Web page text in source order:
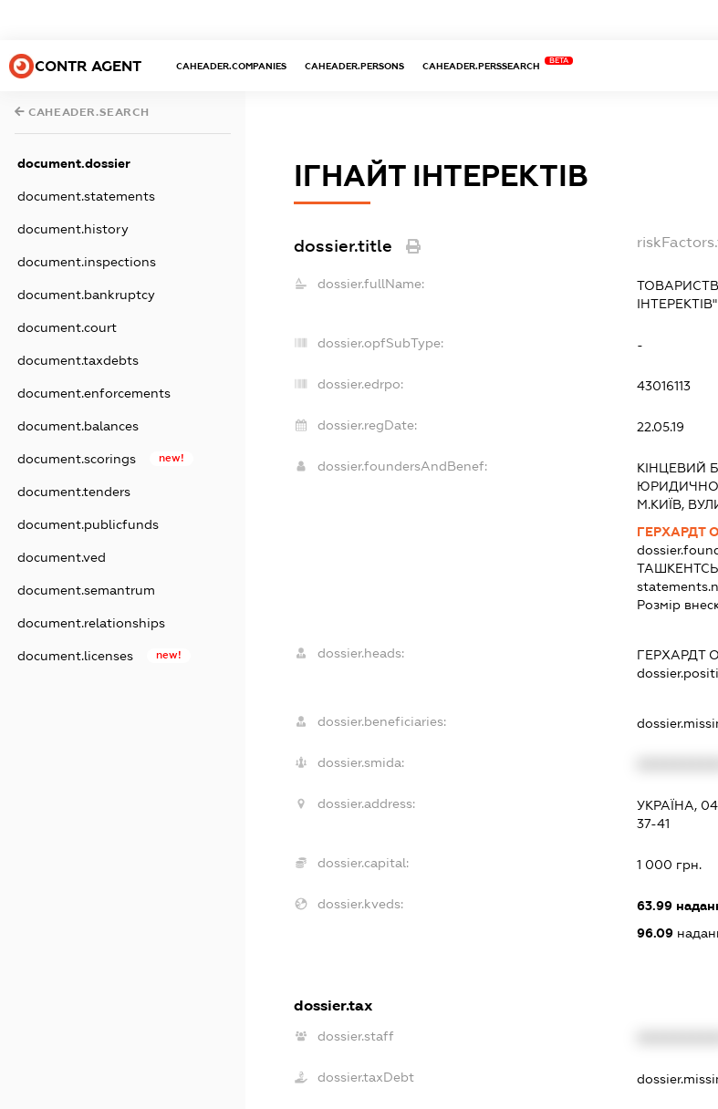
CONTR AGENT CAHEADER.COMPANIES CAHEADER.PERSONS CAHEADER.PERSSEARCH
BETA
CAHEADER.SEARCH
document.dossier
document.statements
document.history
document.inspections
document.bankruptcy
document.court
document.taxdebts
document.enforcements
document.balances
document.scorings new!
document.tenders
document.publicfunds
document.ved
document.semantrum
document.relationships
document.licenses new!
ІГНАЙТ ІНТЕРЕКТІВ
dossier.title
dossier.fullName:
ІНТЕРЕКТІВ"
dossier.opfSubType: -
dossier.edrpo: 43016113
dossier.regDate: 22.05.19
dossier.foundersAndBenef:
КІНЦЕВИЙ
М.КИЇВ,
ГЕРХАРДТ
Розмір
dossier.heads: ГЕРХАРДТ
dossier.beneficiaries:
dossier.smida:
dossier.address:
УКРАЇНА,
37-41
dossier.capital: 1 000 грн.
dossier.kveds: 63.99
96.09
dossier.tax
dossier.staff
dossier.taxDebt